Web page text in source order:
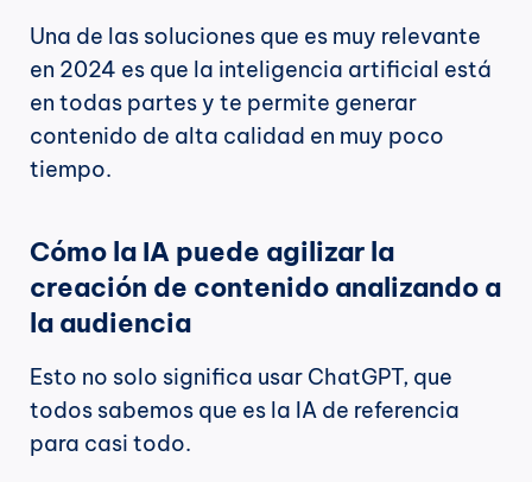
Una de las soluciones que es muy relevante
en 2024 es que la inteligencia artificial está
en todas partes y te permite generar
contenido de alta calidad en muy poco
tiempo.
Cómo la IA puede agilizar la
creación de contenido analizando a
la audiencia
Esto no solo significa usar ChatGPT, que
todos sabemos que es la IA de referencia
para casi todo.